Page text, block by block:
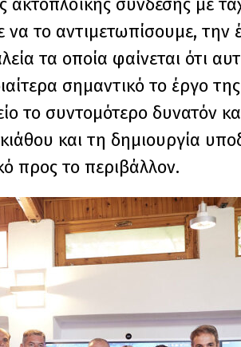
σύνδεσης με
το αντιμετωπίσουμε, την
τα οποία φαίνεται ότι
σημαντικό το έργο
το συντομότερο δυνατόν
και τη δημιουργία
προς το περιβάλλον.